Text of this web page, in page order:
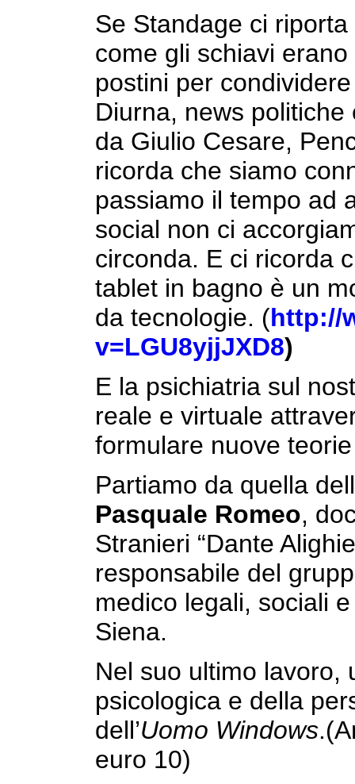
Se Standage ci
come gli schiavi
postini per
Diurna, news
da Giulio Cesare,
ricorda che siamo
passiamo il tempo ad
social non ci
circonda. E ci ricorda
tablet in bagno è un
da tecnologie. (http://
v=LGU8yjjJXD8)
E la psichiatria sul
reale e virtuale
formulare nuove
Partiamo da quella
Pasquale Romeo,
Stranieri “Dante
responsabile del
medico legali, sociali
Siena.
Nel suo ultimo lavoro,
psicologica e della
dell’Uomo Windows
euro 10)